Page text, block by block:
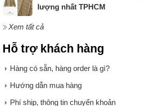
lượng nhất TPHCM
Xem tất cả
Hỗ trợ khách hàng
Hàng có sẵn, hàng order là gì?
Hướng dẫn mua hàng
Phí ship, thông tin chuyển khoản